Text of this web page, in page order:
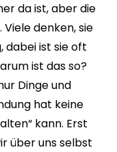
da ist, aber die
denken, sie
dabei ist sie oft
ist das so?
Dinge und
hat keine
kann. Erst
über uns selbst